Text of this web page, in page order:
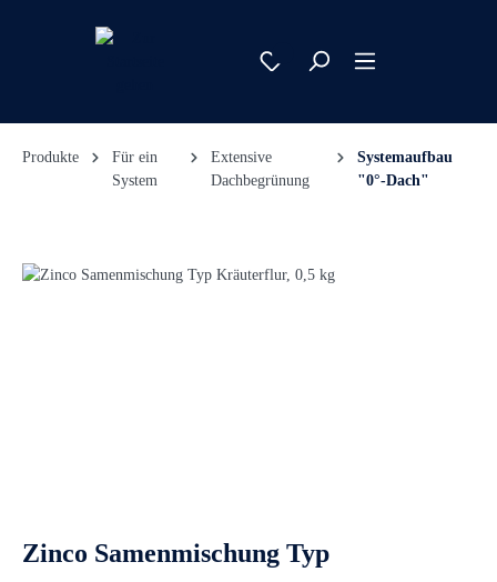
Produkte
Für ein
System
Extensive
Dachbegrünung
Systemaufbau
"0°-Dach"
Zinco Samenmischung Typ